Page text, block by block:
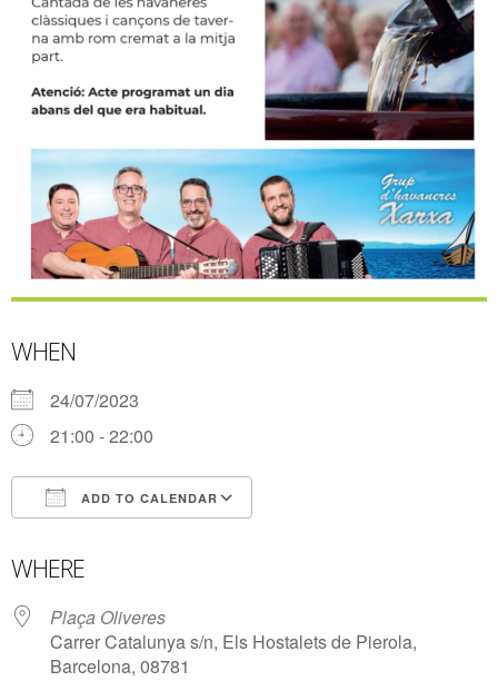
WHEN
24/07/2023
21:00 - 22:00
ADD TO CALENDAR
WHERE
Plaça Oliveres
Carrer Catalunya s/n, Els Hostalets de Pierola,
Barcelona, 08781